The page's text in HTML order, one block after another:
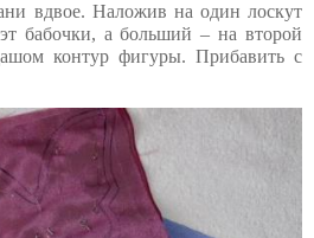
вдвое. Наложив на один лоскут
бабочки, а больший – на второй
контур фигуры. Прибавить с